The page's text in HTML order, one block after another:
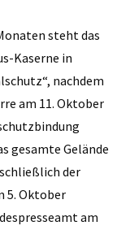
steht das
Kaserne in
nachdem
am 11. Oktober
gesamte Gelände
der
5. Oktober
am